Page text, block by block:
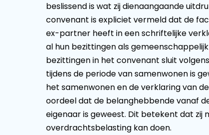
beslissend is wat zij dienaangaande
convenant is expliciet vermeld dat de
ex-partner heeft in een schriftelijke
al hun bezittingen als
bezittingen in het convenant sluit
tijdens de periode van samenwonen is
het samenwonen en de verklaring van
oordeel dat de belanghebbende vanaf
eigenaar is geweest. Dit betekent dat
overdrachtsbelasting kan doen.